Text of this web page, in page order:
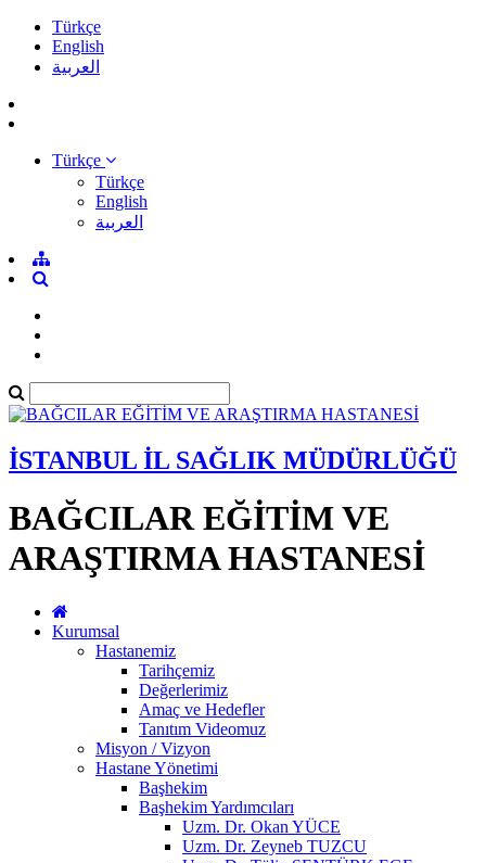
Türkçe
English
العربية
Türkçe
Türkçe
English
العربية
İSTANBUL İL SAĞLIK MÜDÜRLÜĞÜ
BAĞCILAR EĞİTİM VE
ARAŞTIRMA HASTANESİ
Kurumsal
Hastanemiz
Tarihçemiz
Değerlerimiz
Amaç ve Hedefler
Tanıtım Videomuz
Misyon / Vizyon
Hastane Yönetimi
Başhekim
Başhekim Yardımcıları
Uzm. Dr. Okan YÜCE
Uzm. Dr. Zeyneb TUZCU